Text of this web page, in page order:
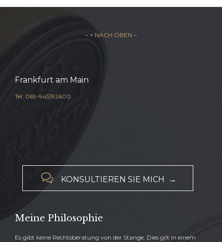
– ↑ NACH OBEN –
Frankfurt am Main
Tel: 069-945192600
 KONSULTIEREN SIE MICH →
Meine Philosophie
Es gibt keine Rechtsberatung von der Stange. Dies gilt in einem